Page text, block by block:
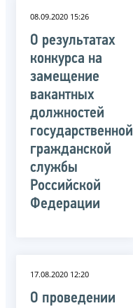
08.09.2020 15:26
О результатах
конкурса на
замещение
вакантных
должностей
государственной
гражданской
службы
Российской
Федерации
17.08.2020 12:20
О проведении